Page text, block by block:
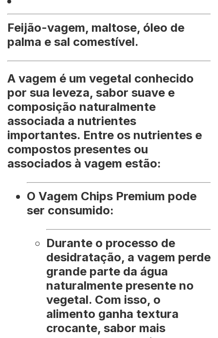
Feijão-vagem, maltose, óleo de
palma e sal comestível.
A vagem é um vegetal conhecido
por sua leveza, sabor suave e
composição naturalmente
associada a nutrientes
importantes. Entre os nutrientes e
compostos presentes ou
associados à vagem estão:
O Vagem Chips Premium pode
ser consumido:
Durante o processo de
desidratação, a vagem perde
grande parte da água
naturalmente presente no
vegetal. Com isso, o
alimento ganha textura
crocante, sabor mais